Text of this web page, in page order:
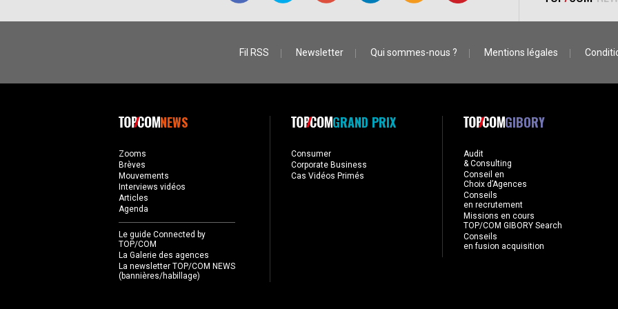
Fil RSS Newsletter Qui sommes-nous ? Mentions légales
NEWS
Zooms
Brèves
Mouvements
Interviews vidéos
Articles
Agenda
Le guide Connected by
TOP/COM
La Galerie des agences
La newsletter TOP/COM NEWS
(bannières/habillage)
GRAND PRIX
Consumer
Corporate Business
Cas Vidéos Primés
GIBORY
Audit
& Consulting
Conseil en
Choix d’Agences
Conseils
en recrutement
Missions en cours
TOP/COM GIBORY Search
Conseils
en fusion acquisition